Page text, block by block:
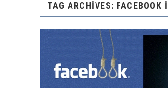
TAG ARCHIVES: FACEBOOK